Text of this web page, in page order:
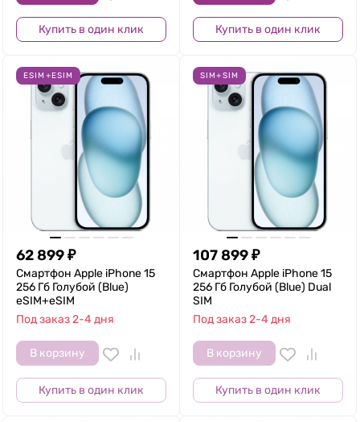
Купить в один клик Купить в один клик
ESIM+ESIM
62 899₽
Смартфон Apple iPhone 15
256 Гб Голубой (Blue)
eSIM+eSIM
Под заказ 2-4 дня
В корзину
Купить в один клик
SIM+SIM
107 899₽
Смартфон Apple iPhone 15
256 Гб Голубой (Blue) Dual
SIM
Под заказ 2-4 дня
В корзину
Купить в один клик